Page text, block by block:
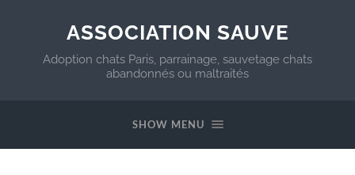
ASSOCIATION SAUVE
Adoption chats Paris, parrainage, sauvetage chats
abandonnés ou maltraités
SHOW MENU